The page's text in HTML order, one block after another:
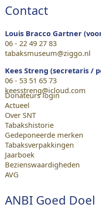
Contact
Louis Bracco Gartner
06 - 22 49 27 83
tabaksmuseum@ziggo.nl
Kees Streng (secretaris /
06 - 53 51 65 73
keesstreng@icloud.com
Donateurs login
Actueel
Over SNT
Tabakshistorie
Gedeponeerde merken
Tabaksverpakkingen
Jaarboek
Bezienswaardigheden
AVG
ANBI Goed Doel